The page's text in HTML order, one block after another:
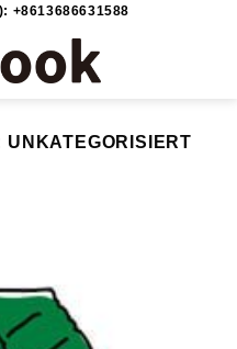
+8613686631588
UNKATEGORISIERT